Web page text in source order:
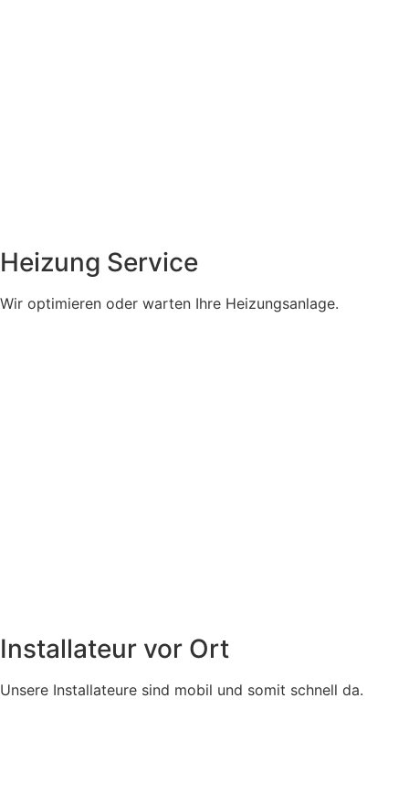
Heizung Service
Wir optimieren oder warten Ihre Heizungsanlage.
Installateur vor Ort
Unsere Installateure sind mobil und somit schnell da.